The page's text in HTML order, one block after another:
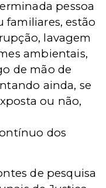
pessoa
familiares, estão
lavagem
ambientais,
de mão de
ainda, se
ou não,
dos
de pesquisa